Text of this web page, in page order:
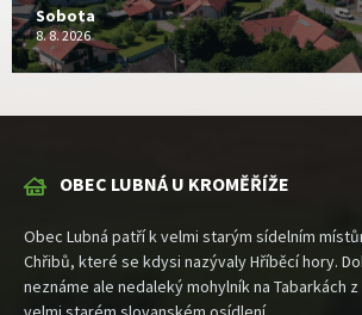
Sobota
8. 8. 2026
OBEC LUBNÁ U KROMĚŘÍŽE
Obec Lubná patří k velmi starým sídelním
Chřibů, které se kdysi nazývaly Hříběcí hory.
neznáme ale nedaleký mohylník na Tabarkách